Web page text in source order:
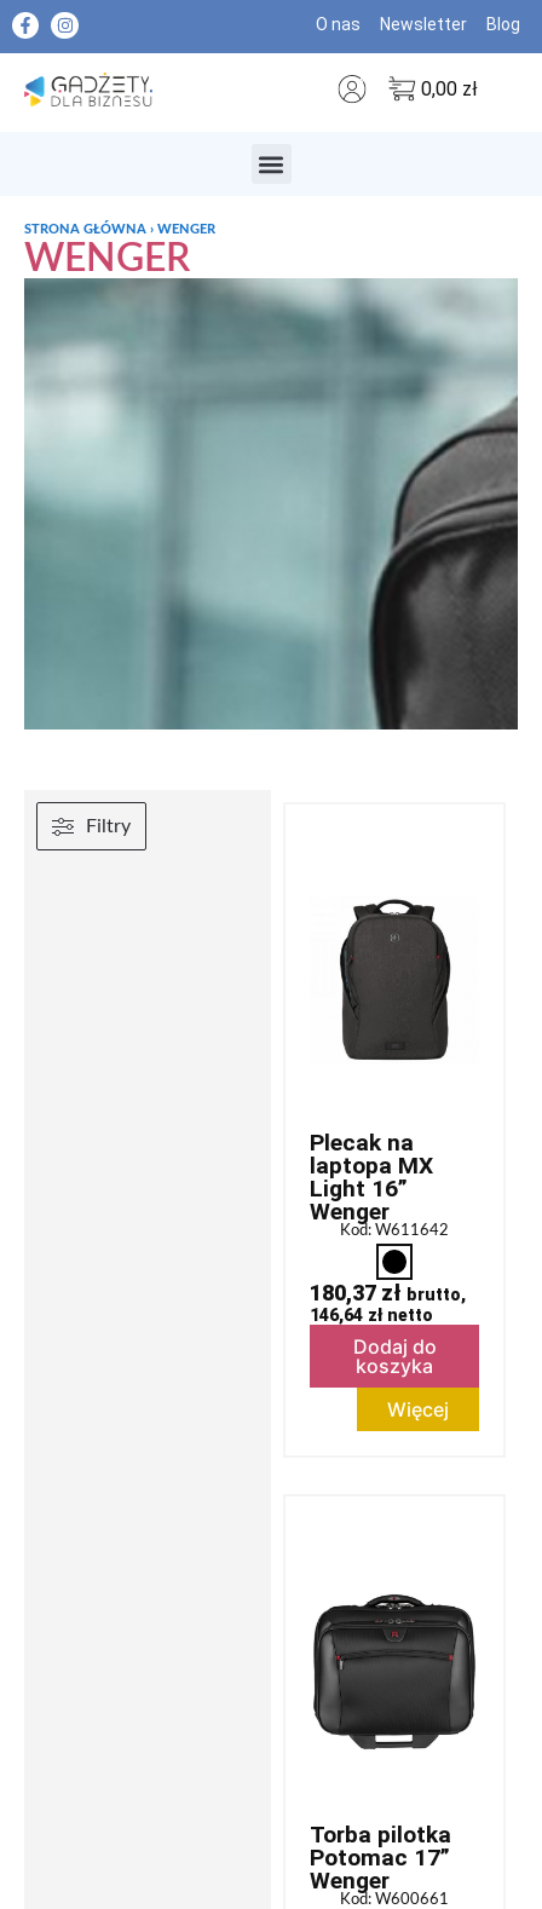
O nas Newsletter Blog
0,00 zł
STRONA GŁÓWNA › WENGER
WENGER
Filtry
Plecak na
laptopa MX
Light 16”
Wenger
Kod: W611642
180,37 zł brutto,
146,64 złnetto
Dodaj do
koszyka
Więcej
Torba pilotka
Potomac 17”
Wenger
Kod: W600661